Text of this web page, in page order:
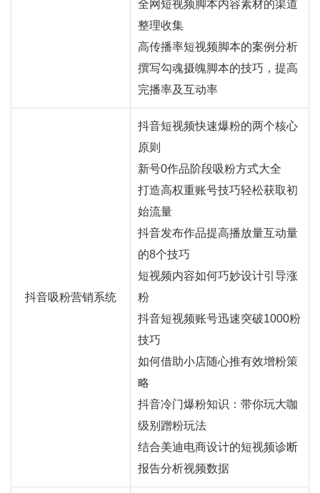
全网短视频脚本内容素材的渠道
整理收集
高传播率短视频脚本的案例分析
撰写勾魂摄魄脚本的技巧，提高
完播率及互动率
抖音吸粉营销系统
抖音短视频快速爆粉的两个核心
原则
新号0作品阶段吸粉方式大全
打造高权重账号技巧轻松获取初
始流量
抖音发布作品提高播放量互动量
的8个技巧
短视频内容如何巧妙设计引导涨
粉
抖音短视频账号迅速突破1000粉
技巧
如何借助小店随心推有效增粉策
略
抖音冷门爆粉知识：带你玩大咖
级别蹭粉玩法
结合美迪电商设计的短视频诊断
报告分析视频数据